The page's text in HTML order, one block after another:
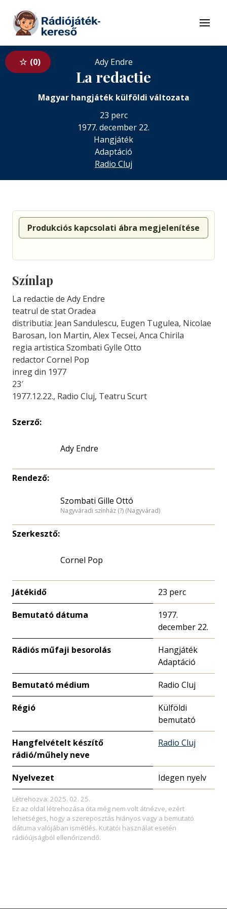
Tovább a tartalomhoz
Menü
0 Ady Endre
La redactie
Magyar hangjáték külföldi változata
23 perc
1977. december 22.
Hangjáték
Adaptáció
Radio Cluj
Produkciós kapcsolati ábra megjelenítése
Színlap
La redactie de Ady Endre
teatrul de stat Oradea
distributia: Jean Sandulescu, Eugen Tugulea, Nicolae
Barosan, Ion Martin, Alex Tecsei, Anca Chirila
regia artistica Szombati Gylle Otto
redactor Cornel Pop
inreg din 1977
23′
1977.12.22., Radio Cluj, Teatru Scurt
Szerző:
Ady Endre
Rendező:
Szombati Gille Ottó
Nagyváradi színház (?) (Nagyvárad)
Szerkesztő:
Cornel Pop
Játékidő 23 perc
Bemutató dátuma
1977.
december 22.
Rádiós műfaji besorolás
Hangjáték
Adaptáció
Bemutató médium Radio Cluj
Régió
Külföldi
bemutató
Hangfelvételt készítő
rádió/műhely neve
Radio Cluj
Nyelvezet Idegen nyelv
Létrehozva: 2025. 02. 25.
Ez az oldal létrehozása óta még nem volt átnézve, ezért
lehetséges, hogy a szereposztás hiányos vagy a bemutató
dátuma valójában ismétlés. Kutatói használat esetén
rádióújságból ellenőrizendő.